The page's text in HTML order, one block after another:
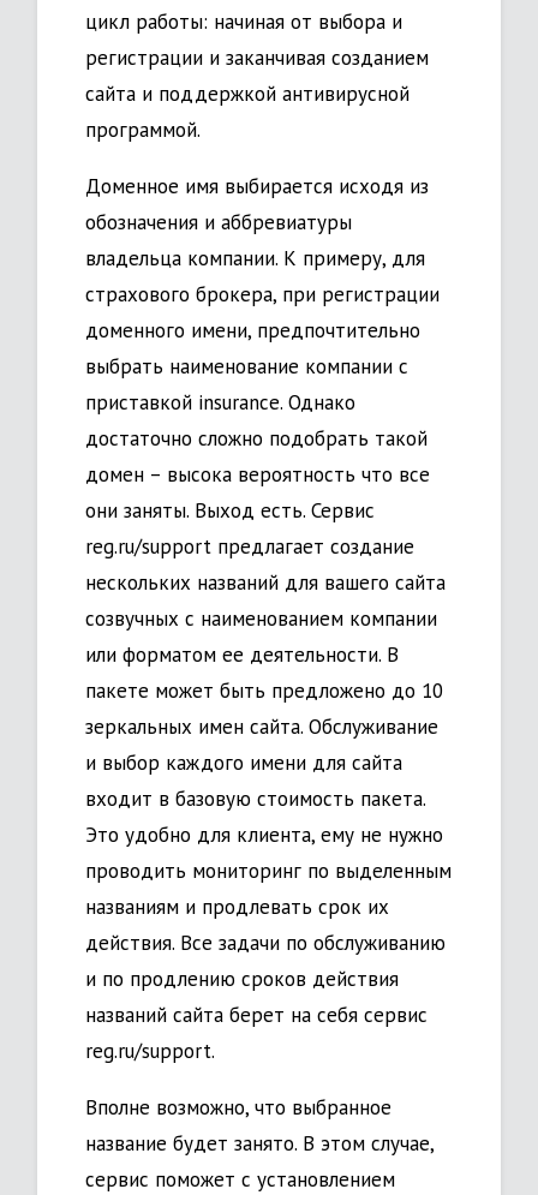
цикл работы: начиная от выбора и
регистрации и заканчивая созданием
сайта и поддержкой антивирусной
программой.
Доменное имя выбирается исходя из
обозначения и аббревиатуры
владельца компании. К примеру, для
страхового брокера, при регистрации
доменного имени, предпочтительно
выбрать наименование компании с
приставкой insurance. Однако
достаточно сложно подобрать такой
домен – высока вероятность что все
они заняты. Выход есть. Сервис
reg.ru/support предлагает создание
нескольких названий для вашего сайта
созвучных с наименованием компании
или форматом ее деятельности. В
пакете может быть предложено до 10
зеркальных имен сайта. Обслуживание
и выбор каждого имени для сайта
входит в базовую стоимость пакета.
Это удобно для клиента, ему не нужно
проводить мониторинг по выделенным
названиям и продлевать срок их
действия. Все задачи по обслуживанию
и по продлению сроков действия
названий сайта берет на себя сервис
reg.ru/support.
Вполне возможно, что выбранное
название будет занято. В этом случае,
сервис поможет с установлением